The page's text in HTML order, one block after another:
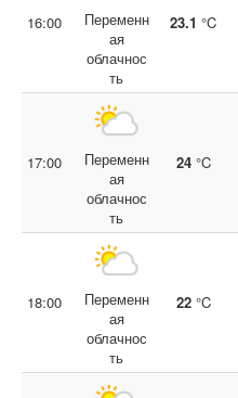
16:00
Переменн
ая
облачнос
ть
23.1 °C
17:00
Переменн
ая
облачнос
ть
24°C
18:00
Переменн
ая
облачнос
ть
22°C